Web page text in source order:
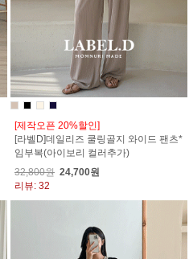
[제작오픈 20%할인]
[라벨D]데일리즈 쿨링골지 와이드 팬츠*
임부복(아이보리 컬러추가)
32,800원 24,700원
리뷰: 32